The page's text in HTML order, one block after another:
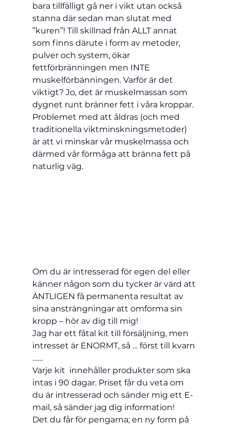
bara tillfälligt gå ner i vikt utan också
stanna där sedan man slutat med
”kuren”! Till skillnad från ALLT annat
som finns därute i form av metoder,
pulver och system, ökar
fettförbränningen men INTE
muskelförbänningen. Varför är det
viktigt? Jo, det är muskelmassan som
dygnet runt bränner fett i våra kroppar.
Problemet med att åldras (och med
traditionella viktminskningsmetoder)
är att vi minskar vår muskelmassa och
därmed vår förmåga att bränna fett på
naturlig väg.
Om du är intresserad för egen del eller
känner någon som du tycker är värd att
ÄNTLIGEN få permanenta resultat av
sina ansträngningar att omforma sin
kropp – hör av dig till mig!
Jag har ett fåtal kit till försäljning, men
intresset är ENORMT, så … först till kvarn
……
Varje kit  innehåller produkter som ska
intas i 90 dagar. Priset får du veta om
du är intresserad och sänder mig ett E-
mail, så sänder jag dig information!
Det du får för pengarna; en ny form på